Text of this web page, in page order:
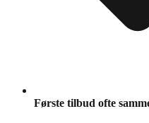
Første tilbud ofte